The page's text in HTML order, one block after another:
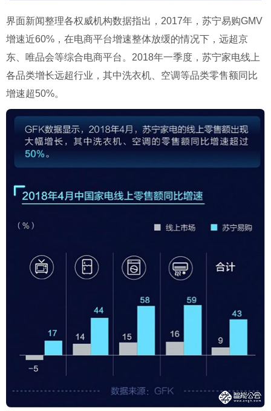
界面新闻整理各权威机构数据指出，2017年，苏宁易购GMV
增速近60%，在电商平台增速整体放缓的情况下，远超京
东、唯品会等综合电商平台。2018年一季度，苏宁家电线上
各品类增长远超行业，其中洗衣机、空调等品类零售额同比
增速超50%。